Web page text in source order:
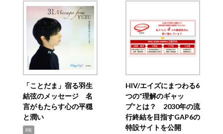
「ことだま」宿る羽生
結弦のメッセージ 名
言がもたらす心の平穏
と潤い
PR
HIV/エイズにまつわる6
つの“理解のギャッ
プ”とは？ 2030年の流
行終結を目指すGAP6の
特設サイトを公開